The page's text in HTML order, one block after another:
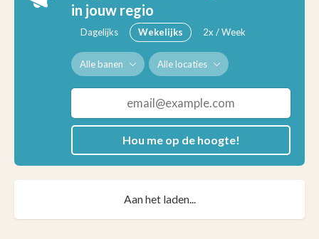
in jouw regio
Dagelijks Wekelijks 2x / Week
Alle banen Alle locaties
Hou me op de hoogte!
Aan het laden...